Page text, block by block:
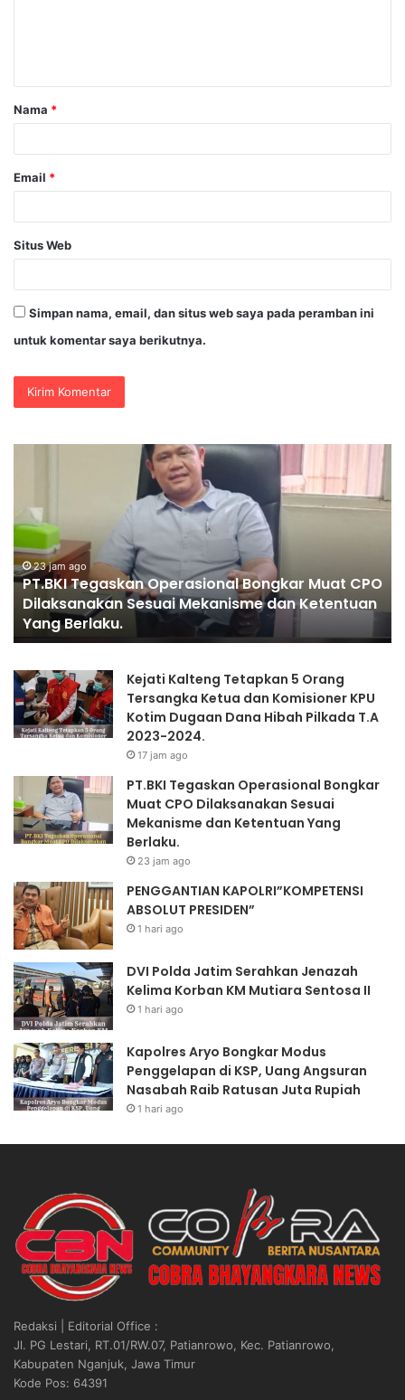
a
r
Nama *
Email *
Situs Web
Simpan nama, email, dan situs web saya pada peramban ini
untuk komentar saya berikutnya.
KAPOLRI”KOMPETENSI
PRESIDEN”
1 hari ago
PENGGANTIAN KAPOLRI”KOMPETENSI ABSOLUT
PRESIDEN”
II
Kejati Kalteng Tetapkan 5 Orang
Tersangka Ketua dan Komisioner KPU
Kotim Dugaan Dana Hibah Pilkada T.A
2023-2024.
17 jam ago
PT.BKI Tegaskan Operasional Bongkar
Muat CPO Dilaksanakan Sesuai
Mekanisme dan Ketentuan Yang
Berlaku.
23 jam ago
PENGGANTIAN KAPOLRI”KOMPETENSI
ABSOLUT PRESIDEN”
1 hari ago
DVI Polda Jatim Serahkan Jenazah
Kelima Korban KM Mutiara Sentosa II
1 hari ago
Kapolres Aryo Bongkar Modus
Penggelapan di KSP, Uang Angsuran
Nasabah Raib Ratusan Juta Rupiah
1 hari ago
Redaksi | Editorial Office :
Jl. PG Lestari, RT.01/RW.07, Patianrowo, Kec. Patianrowo,
Kabupaten Nganjuk, Jawa Timur
Kode Pos: 64391